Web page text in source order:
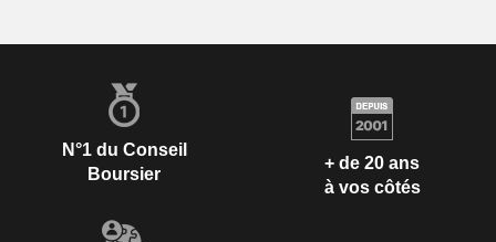
N°1 du Conseil
Boursier
+ de 20 ans
à vos côtés